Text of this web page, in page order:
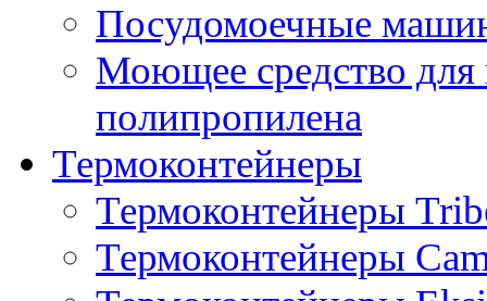
Посудомоечные
Моющее средство для
полипропилена
Термоконтейнеры
Термоконтейнеры
Термоконтейнеры